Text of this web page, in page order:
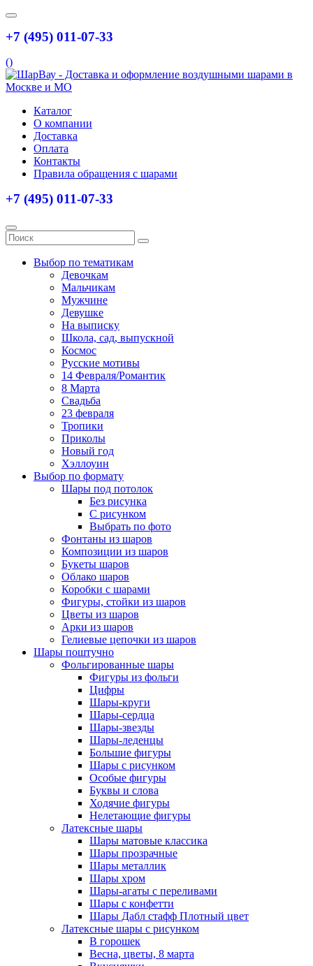
+7 (495) 011-07-33
()
Каталог
О компании
Доставка
Оплата
Контакты
Правила обращения с шарами
+7 (495) 011-07-33
Выбор по тематикам
Девочкам
Мальчикам
Мужчине
Девушке
На выписку
Школа, сад, выпускной
Космос
Русские мотивы
14 Февраля/Романтик
8 Марта
Свадьба
23 февраля
Тропики
Приколы
Новый год
Хэллоуин
Выбор по формату
Шары под потолок
Без рисунка
С рисунком
Выбрать по фото
Фонтаны из шаров
Композиции из шаров
Букеты шаров
Облако шаров
Коробки с шарами
Фигуры, стойки из шаров
Цветы из шаров
Арки из шаров
Гелиевые цепочки из шаров
Шары поштучно
Фольгированные шары
Фигуры из фольги
Цифры
Шары-круги
Шары-сердца
Шары-звезды
Шары-леденцы
Большие фигуры
Шары с рисунком
Особые фигуры
Буквы и слова
Ходячие фигуры
Нелетающие фигуры
Латексные шары
Шары матовые классика
Шары прозрачные
Шары металлик
Шары хром
Шары-агаты с переливами
Шары с конфетти
Шары Дабл стафф Плотный цвет
Латексные шары с рисунком
В горошек
Весна, цветы, 8 марта